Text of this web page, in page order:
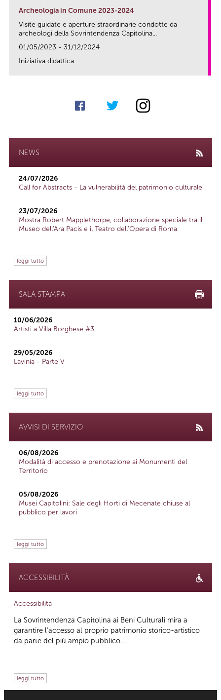
Archeologia in Comune 2023-2024
Visite guidate e aperture straordinarie condotte da
archeologi della Sovrintendenza Capitolina...
01/05/2023 - 31/12/2024
Iniziativa didattica
NEWS
24/07/2026
Call for Abstracts - La vulnerabilità del patrimonio culturale
23/07/2026
Mostra Robert Mapplethorpe, collaborazione speciale tra il
Museo dell'Ara Pacis e il Teatro dell'Opera di Roma
leggi tutto
SALA STAMPA
10/06/2026
Artisti a Villa Borghese #3
29/05/2026
Lavinia - Parte V
leggi tutto
AVVISI DI SERVIZIO
06/08/2026
Modalità di accesso e prenotazione ai Monumenti del
Territorio
05/08/2026
Musei Capitolini: Sale degli Horti di Mecenate chiuse al
pubblico per lavori
leggi tutto
ACCESSIBILITÀ
Accessibilità
La Sovrintendenza Capitolina ai Beni Culturali mira a
garantire l’accesso al proprio patrimonio storico-artistico
da parte del più ampio pubblico...
leggi tutto